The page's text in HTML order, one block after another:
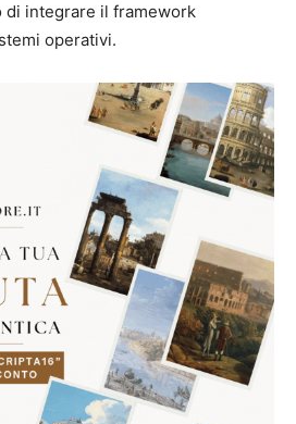
di integrare il framework
operativi.